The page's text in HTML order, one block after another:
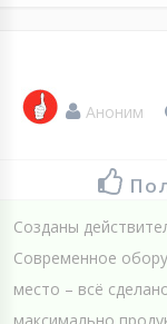
Аноним
Созданы
Современное
место – всё